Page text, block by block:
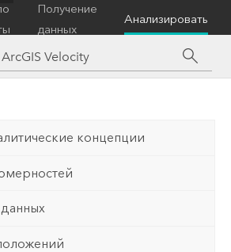
Получение
данных
Анализировать
концепции